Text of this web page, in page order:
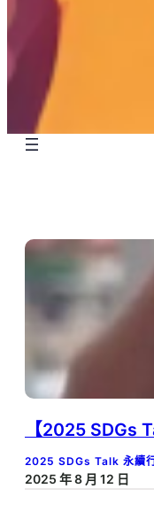
【2025 SDGs
2025 SDGs Talk 永續
2025 年 8 月 12 日